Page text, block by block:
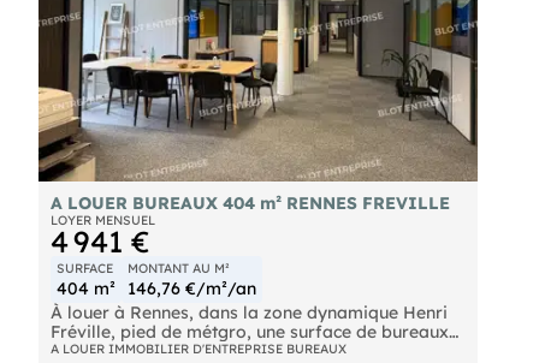
A LOUER BUREAUX 404 m² RENNES FREVILLE
LOYER MENSUEL
4 941 €
SURFACE
404 m²
MONTANT AU M²
146,76 €/m²/an
À louer à Rennes, dans la zone dynamique Henri
Fréville, pied de métgro, une surface de bureaux
de 404 m² environ
A LOUER IMMOBILIER D'ENTREPRISE BUREAUX